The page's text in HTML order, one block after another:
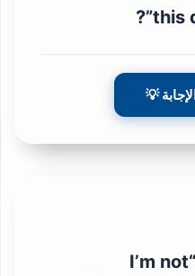
this
💡
عندما يقول المفاوض “I’m not